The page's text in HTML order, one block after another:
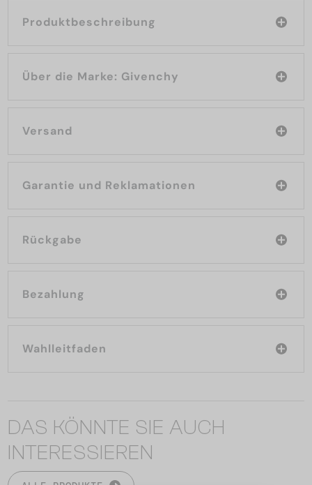
Produktbeschreibung
Über die Marke: Givenchy
Versand
Garantie und Reklamationen
Rückgabe
Bezahlung
Wahlleitfaden
DAS KÖNNTE SIE AUCH
INTERESSIEREN